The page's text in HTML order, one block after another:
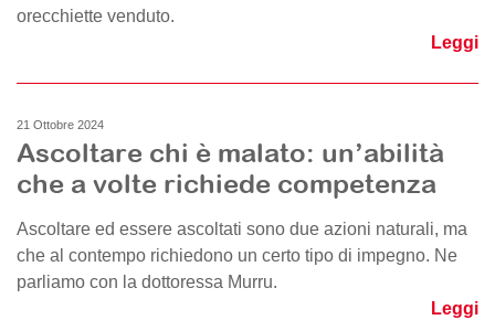
orecchiette venduto.
Leggi
21 Ottobre 2024
Ascoltare chi è malato: un’abilità
che a volte richiede competenza
Ascoltare ed essere ascoltati sono due azioni naturali, ma
che al contempo richiedono un certo tipo di impegno. Ne
parliamo con la dottoressa Murru.
Leggi